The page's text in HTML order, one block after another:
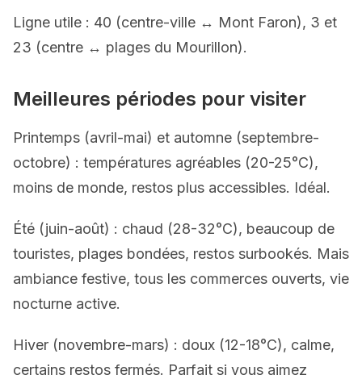
Ligne utile : 40 (centre-ville ↔ Mont Faron), 3 et
23 (centre ↔ plages du Mourillon).
Meilleures périodes pour visiter
Printemps (avril-mai) et automne (septembre-
octobre) : températures agréables (20-25°C),
moins de monde, restos plus accessibles. Idéal.
Été (juin-août) : chaud (28-32°C), beaucoup de
touristes, plages bondées, restos surbookés. Mais
ambiance festive, tous les commerces ouverts, vie
nocturne active.
Hiver (novembre-mars) : doux (12-18°C), calme,
certains restos fermés. Parfait si vous aimez